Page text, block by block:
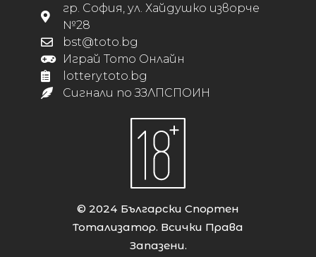
гр. София, ул. Хайдушко изворче
№28
bst@toto.bg
Играй Тото Онлайн
lottery.toto.bg
Сигнали по ЗЗЛПСПОИН
© 2024 Български Спортен
Тотализатор. Всички Права
Запазени.